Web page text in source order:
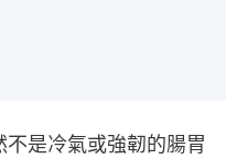
是冷氣或強韌的腸胃